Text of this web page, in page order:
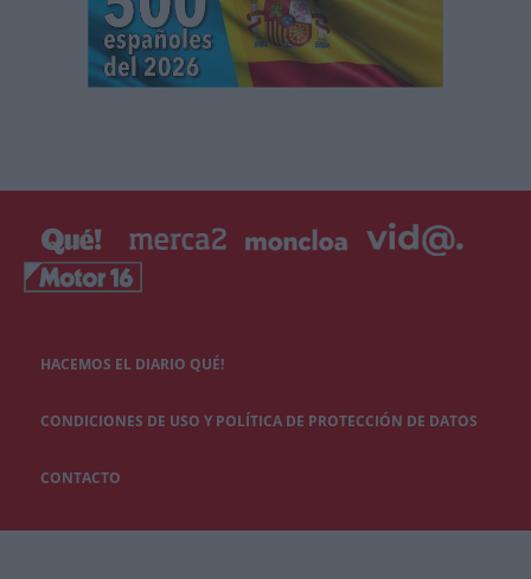
HACEMOS EL DIARIO QUÉ!
CONDICIONES DE USO Y POLÍTICA DE PROTECCIÓN DE DATOS
CONTACTO